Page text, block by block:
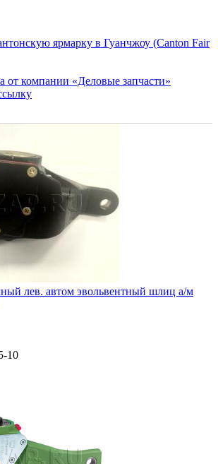
ярмарку в Гуанчжоу (Canton Fair
от компании «Деловые запчасти»
лев. автом эвольвентный шлиц а/м
10